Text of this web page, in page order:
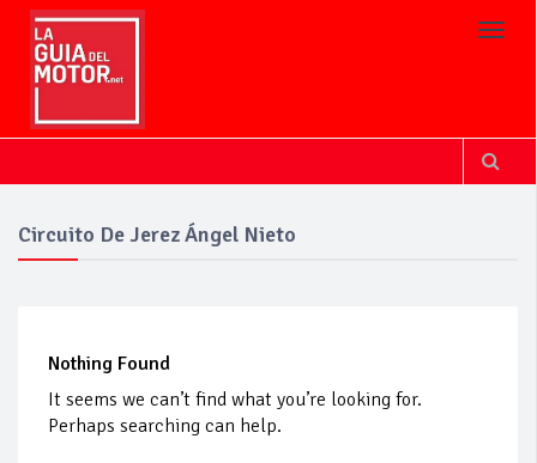
Circuito De Jerez Ángel Nieto
Nothing Found
It seems we can’t find what you’re looking for.
Perhaps searching can help.